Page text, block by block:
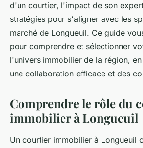
d'un courtier, l'impact de son
stratégies pour s'aligner avec les
marché de Longueuil. Ce guide
pour comprendre et sélectionner
l'univers immobilier de la région,
une collaboration efficace et des
Comprendre le rôle du
immobilier à Longueuil
Un courtier immobilier à Longueuil